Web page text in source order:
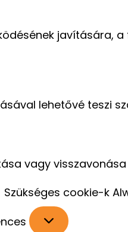
javítására,
lehetővé teszi
vagy
Szükséges cookie-k